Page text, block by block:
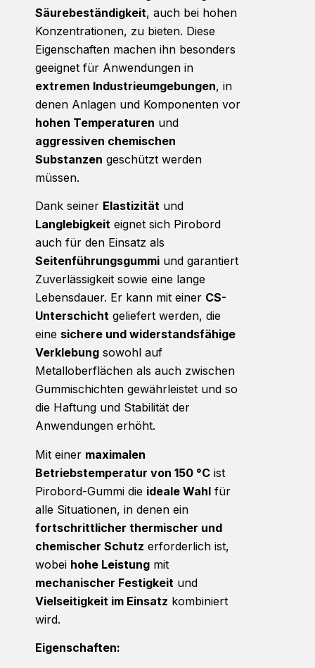
Säurebeständigkeit, auch bei hohen
Konzentrationen, zu bieten. Diese
Eigenschaften machen ihn besonders
geeignet für Anwendungen in
extremen Industrieumgebungen, in
denen Anlagen und Komponenten vor
hohen Temperaturen und
aggressiven chemischen
Substanzen geschützt werden
müssen.
Dank seiner Elastizität und
Langlebigkeit eignet sich Pirobord
auch für den Einsatz als
Seitenführungsgummi und garantiert
Zuverlässigkeit sowie eine lange
Lebensdauer. Er kann mit einer CS-
Unterschicht geliefert werden, die
eine sichere und widerstandsfähige
Verklebung sowohl auf
Metalloberflächen als auch zwischen
Gummischichten gewährleistet und so
die Haftung und Stabilität der
Anwendungen erhöht.
Mit einer maximalen
Betriebstemperatur von 150 °C ist
Pirobord-Gummi die ideale Wahl für
alle Situationen, in denen ein
fortschrittlicher thermischer und
chemischer Schutz erforderlich ist,
wobei hohe Leistung mit
mechanischer Festigkeit und
Vielseitigkeit im Einsatz kombiniert
wird.
Eigenschaften: